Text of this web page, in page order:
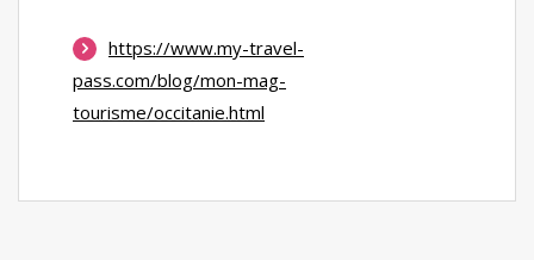
https://www.my-travel-
pass.com/blog/mon-mag-
tourisme/occitanie.html